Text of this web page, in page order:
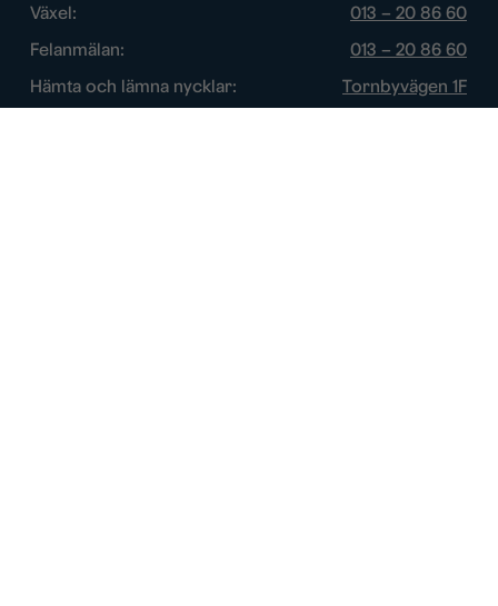
Växel:
013 – 20 86 60
Felanmälan:
013 – 20 86 60
Hämta och lämna nycklar:
Tornbyvägen 1F